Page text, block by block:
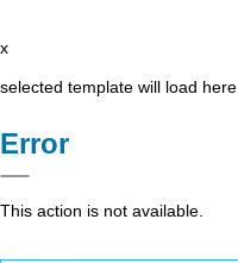
x
selected template will load here
Error
This action is not available.